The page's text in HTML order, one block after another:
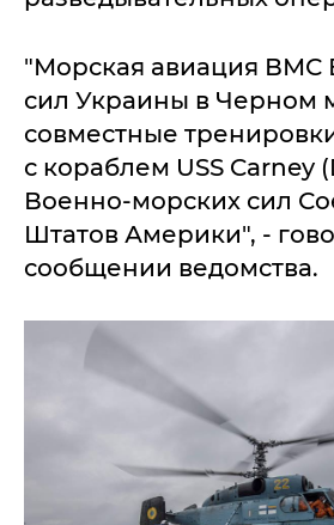
"Морская авиация ВМС
сил Украины в Черном
совместные
с кораблем USS Carney
Военно-морских сил
Штатов Америки", -
сообщении ведомства.